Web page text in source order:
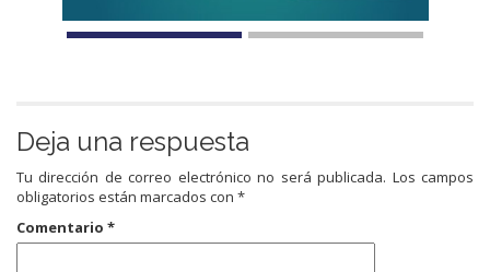
Deja una respuesta
Tu dirección de correo electrónico no será publicada. Los campos
obligatorios están marcados con *
Comentario *